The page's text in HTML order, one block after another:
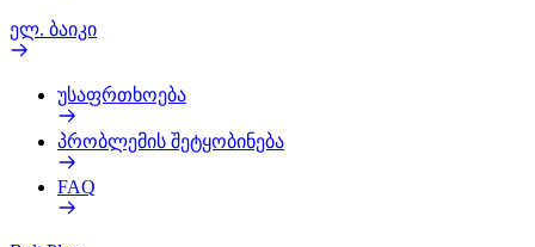
ელ. ბაიკი
უსაფრთხოება
პრობლემის შეტყობინება
FAQ